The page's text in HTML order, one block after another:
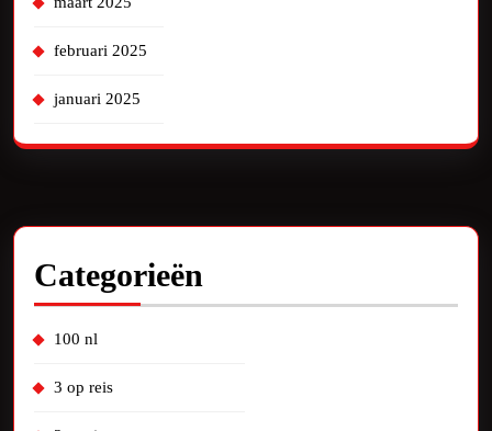
februari 2025
januari 2025
Categorieën
100 nl
3 op reis